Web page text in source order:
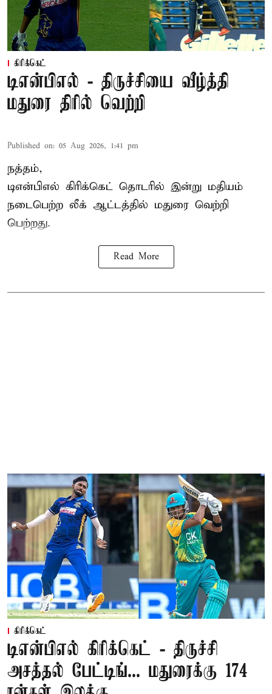
கிரிக்கெட்
டிஎன்பிஎல் - திருச்சியை வீழ்த்தி
மதுரை திரில் வெற்றி
Published on: 05 Aug 2026, 1:41 pm
நத்தம்,
டிஎன்பிஎல் கிரிக்கெட் தொடரில் இன்று மதியம்
நடைபெற்ற லீக் ஆட்டத்தில் மதுரை வெற்றி
பெற்றது.
Read More
கிரிக்கெட்
டிஎன்பிஎல் கிரிக்கெட் - திருச்சி
அசத்தல் பேட்டிங்... மதுரைக்கு 174